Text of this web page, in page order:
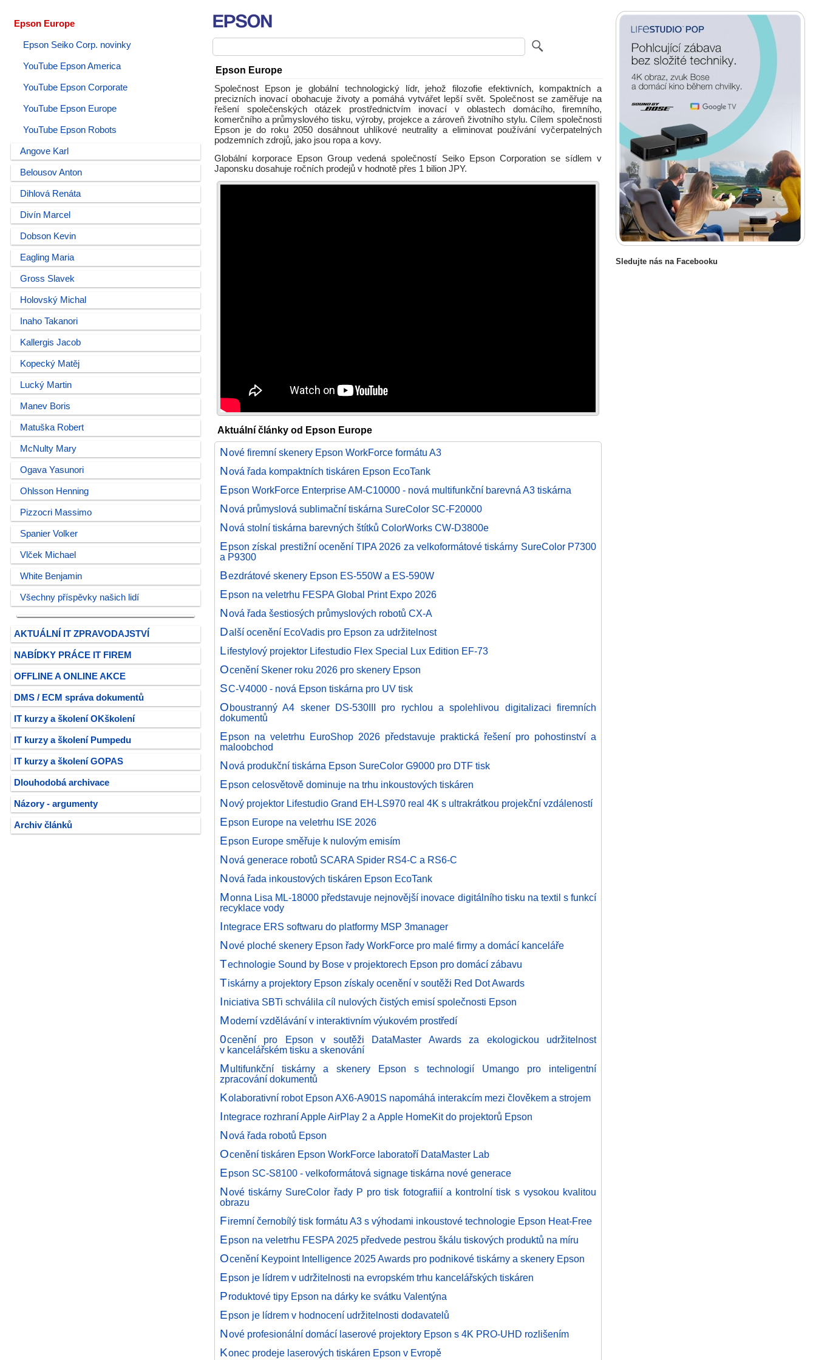
Epson Europe
Epson Seiko Corp. novinky
YouTube Epson America
YouTube Epson Corporate
YouTube Epson Europe
YouTube Epson Robots
Angove Karl
Belousov Anton
Dihlová Renáta
Divín Marcel
Dobson Kevin
Eagling Maria
Gross Slavek
Holovský Michal
Inaho Takanori
Kallergis Jacob
Kopecký Matěj
Lucký Martin
Manev Boris
Matuška Robert
McNulty Mary
Ogava Yasunori
Ohlsson Henning
Pizzocri Massimo
Spanier Volker
Vlček Michael
White Benjamin
Všechny příspěvky našich lidí
AKTUÁLNÍ IT ZPRAVODAJSTVÍ
NABÍDKY PRÁCE IT FIREM
OFFLINE A ONLINE AKCE
DMS / ECM správa dokumentů
IT kurzy a školení OKškolení
IT kurzy a školení Pumpedu
IT kurzy a školení GOPAS
Dlouhodobá archivace
Názory - argumenty
Archiv článků
Epson Europe
Společnost Epson je globální technologický lídr, jehož filozofie efektivních, kompaktních a
precizních inovací obohacuje životy a pomáhá vytvářet lepší svět. Společnost se zaměřuje na
řešení společenských otázek prostřednictvím inovací v oblastech domácího, firemního,
komerčního a průmyslového tisku, výroby, projekce a zároveň životního stylu. Cílem společnosti
Epson je do roku 2050 dosáhnout uhlíkové neutrality a eliminovat používání vyčerpatelných
podzemních zdrojů, jako jsou ropa a kovy.
Globální korporace Epson Group vedená společností Seiko Epson Corporation se sídlem v
Japonsku dosahuje ročních prodejů v hodnotě přes 1 bilion JPY.
Aktuální články od Epson Europe
Nové firemní skenery Epson WorkForce formátu A3
Nová řada kompaktních tiskáren Epson EcoTank
Epson WorkForce Enterprise AM-C10000 - nová multifunkční barevná A3 tiskárna
Nová průmyslová sublimační tiskárna SureColor SC-F20000
Nová stolní tiskárna barevných štítků ColorWorks CW-D3800e
Epson získal prestižní ocenění TIPA 2026 za velkoformátové tiskárny SureColor P7300
a P9300
Bezdrátové skenery Epson ES-550W a ES-590W
Epson na veletrhu FESPA Global Print Expo 2026
Nová řada šestiosých průmyslových robotů CX-A
Další ocenění EcoVadis pro Epson za udržitelnost
Lifestylový projektor Lifestudio Flex Special Lux Edition EF-73
Ocenění Skener roku 2026 pro skenery Epson
SC-V4000 - nová Epson tiskárna pro UV tisk
Oboustranný A4 skener DS-530III pro rychlou a spolehlivou digitalizaci firemních
dokumentů
Epson na veletrhu EuroShop 2026 představuje praktická řešení pro pohostinství a
maloobchod
Nová produkční tiskárna Epson SureColor G9000 pro DTF tisk
Epson celosvětově dominuje na trhu inkoustových tiskáren
Nový projektor Lifestudio Grand EH-LS970 real 4K s ultrakrátkou projekční vzdáleností
Epson Europe na veletrhu ISE 2026
Epson Europe směřuje k nulovým emisím
Nová generace robotů SCARA Spider RS4-C a RS6-C
Nová řada inkoustových tiskáren Epson EcoTank
Monna Lisa ML-18000 představuje nejnovější inovace digitálního tisku na textil s funkcí
recyklace vody
Integrace ERS softwaru do platformy MSP 3manager
Nové ploché skenery Epson řady WorkForce pro malé firmy a domácí kanceláře
Technologie Sound by Bose v projektorech Epson pro domácí zábavu
Tiskárny a projektory Epson získaly ocenění v soutěži Red Dot Awards
Iniciativa SBTi schválila cíl nulových čistých emisí společnosti Epson
Moderní vzdělávání v interaktivním výukovém prostředí
0cenění pro Epson v soutěži DataMaster Awards za ekologickou udržitelnost
v kancelářském tisku a skenování
Multifunkční tiskárny a skenery Epson s technologií Umango pro inteligentní
zpracování dokumentů
Kolaborativní robot Epson AX6-A901S napomáhá interakcím mezi člověkem a strojem
Integrace rozhraní Apple AirPlay 2 a Apple HomeKit do projektorů Epson
Nová řada robotů Epson
Ocenění tiskáren Epson WorkForce laboratoří DataMaster Lab
Epson SC-S8100 - velkoformátová signage tiskárna nové generace
Nové tiskárny SureColor řady P pro tisk fotografiií a kontrolní tisk s vysokou kvalitou
obrazu
Firemní černobílý tisk formátu A3 s výhodami inkoustové technologie Epson Heat-Free
Epson na veletrhu FESPA 2025 předvede pestrou škálu tiskových produktů na míru
Ocenění Keypoint Intelligence 2025 Awards pro podnikové tiskárny a skenery Epson
Epson je lídrem v udržitelnosti na evropském trhu kancelářských tiskáren
Produktové tipy Epson na dárky ke svátku Valentýna
Epson je lídrem v hodnocení udržitelnosti dodavatelů
Nové profesionální domácí laserové projektory Epson s 4K PRO-UHD rozlišením
Konec prodeje laserových tiskáren Epson v Evropě
Sledujte nás na Facebooku